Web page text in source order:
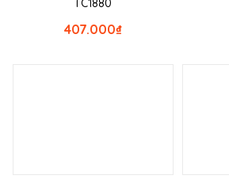
TC1880
₫
407.000